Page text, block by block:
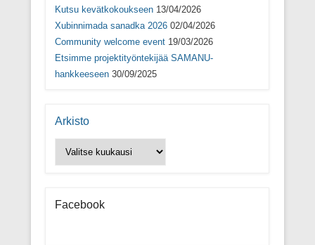
Kutsu kevätkokoukseen 13/04/2026
Xubinnimada sanadka 2026 02/04/2026
Community welcome event 19/03/2026
Etsimme projektityöntekijää SAMANU-
hankkeeseen 30/09/2025
Arkisto
Arkisto
Facebook